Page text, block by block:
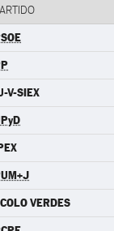
V-SIEX
VERDES